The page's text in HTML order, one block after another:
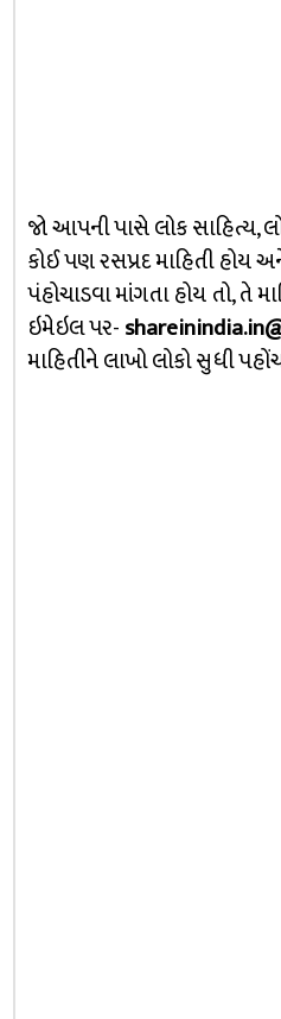
જો આપની પાસે લોક સાહિત્ય,
કોઈ પણ રસપ્રદ માહિતી હોય
પંહોચાડવા માંગતા હોય તો, તે
ઇમેઇલ પર-
માહિતીને લાખો લોકો સુધી